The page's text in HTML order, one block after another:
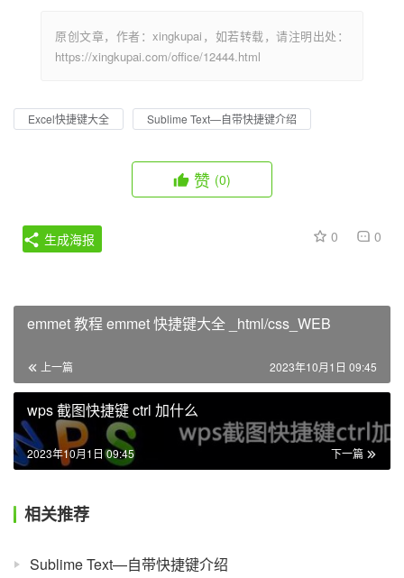
原创文章，作者：xingkupai，如若转载，请注明出处：
https://xingkupai.com/office/12444.html
Excel快捷键大全 Sublime Text—自带快捷键介绍
赞 (0)
0 0
生成海报
emmet 教程 emmet 快捷键大全 _html/css_WEB
上一篇 2023年10月1日 09:45
wps 截图快捷键 ctrl 加什么
下一篇
2023年10月1日 09:45
相关推荐
Sublime Text—自带快捷键介绍